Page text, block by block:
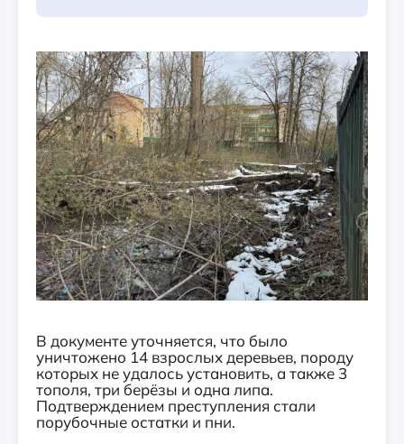
В документе уточняется, что было
уничтожено 14 взрослых деревьев, породу
которых не удалось установить, а также 3
тополя, три берёзы и одна липа.
Подтверждением преступления стали
порубочные остатки и пни.